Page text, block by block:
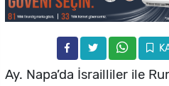
Ay. Napa’da İsrailliler ile